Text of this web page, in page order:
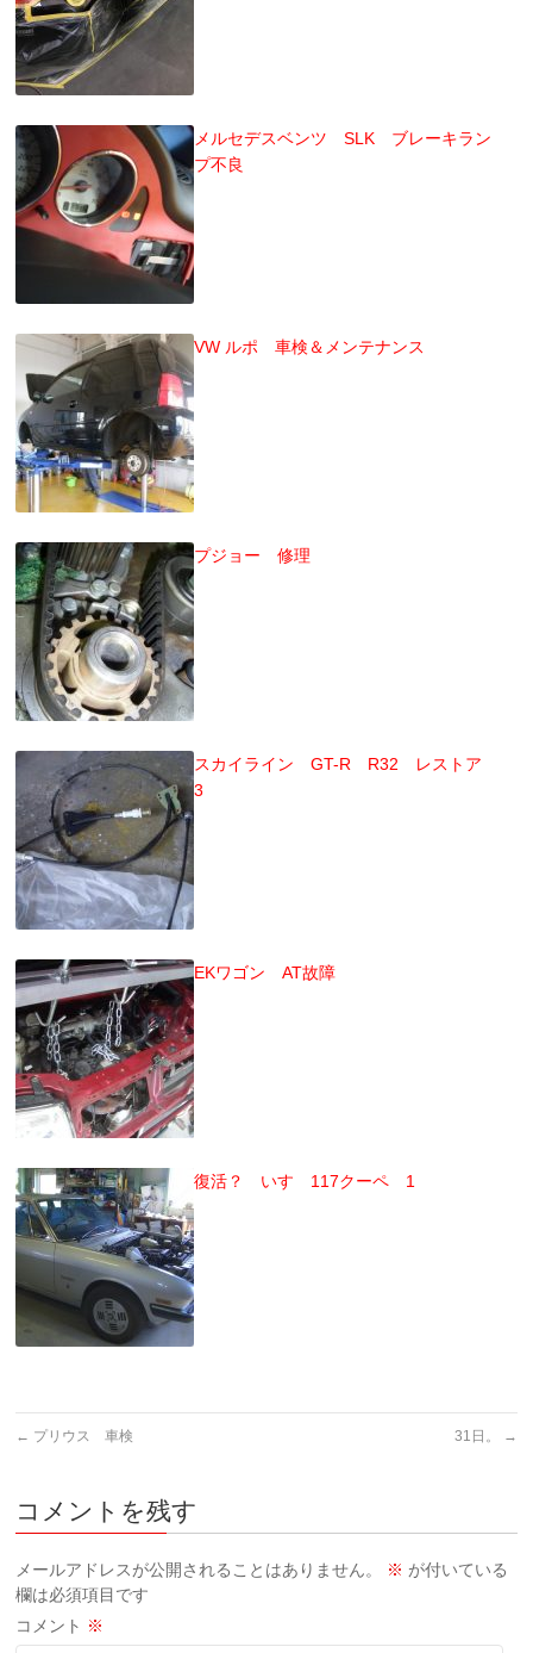
メルセデスベンツ SLK ブレーキラン
プ不良
VW ルポ 車検＆メンテナンス
プジョー 修理
スカイライン GT-R R32 レストア
3
EKワゴン AT故障
復活？ いすゞ117クーペ 1
← プリウス 車検 31日。 →
コメントを残す
メールアドレスが公開されることはありません。 ※ が付いている
欄は必須項目です
コメント ※